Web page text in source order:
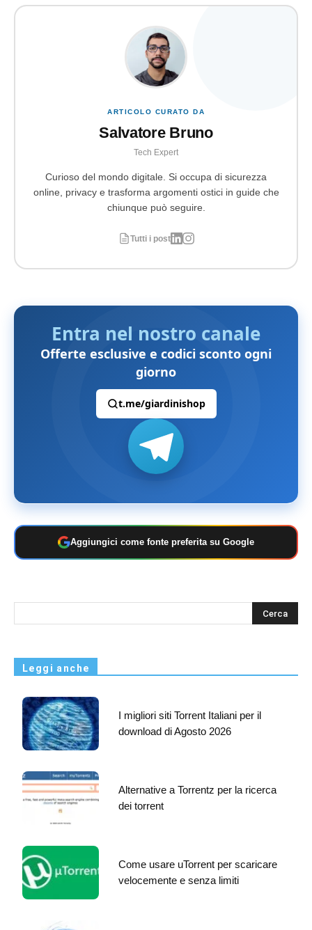
ARTICOLO CURATO DA
Salvatore Bruno
Tech Expert
Curioso del mondo digitale. Si occupa di sicurezza
online, privacy e trasforma argomenti ostici in guide che
chiunque può seguire.
Tutti i post
Entra nel nostro canale
Offerte esclusive e codici sconto ogni
giorno
t.me/giardinishop
Aggiungici come fonte preferita su Google
s
Leggi anche
I migliori siti Torrent Italiani per il
download di Agosto 2026
Alternative a Torrentz per la ricerca
dei torrent
Come usare uTorrent per scaricare
velocemente e senza limiti